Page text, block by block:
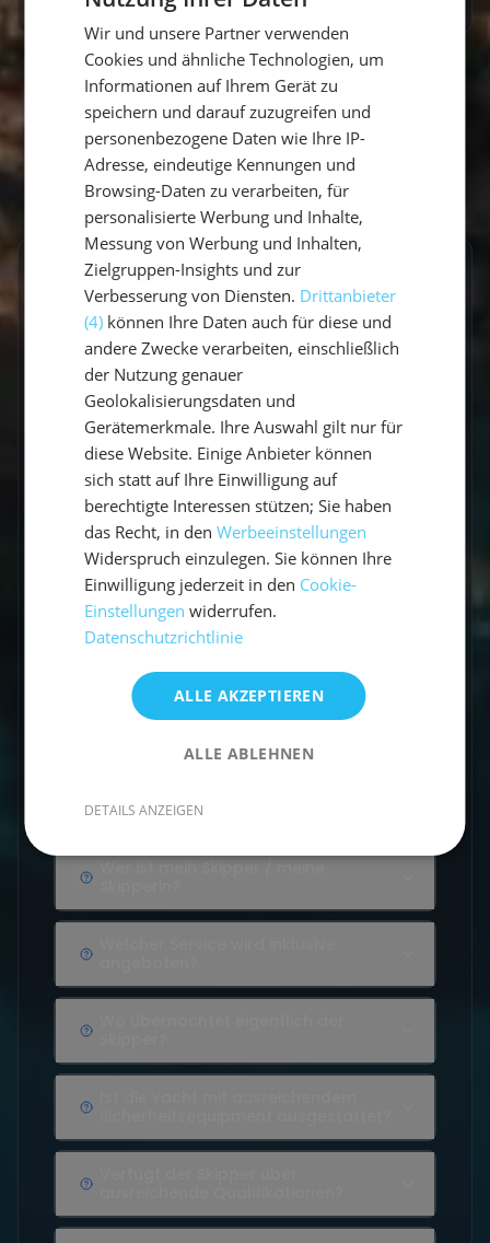
Frequently Asked Questions
An Bord
45 Questions
Buchung
24 Questions
Vorbereitung
11 Questions
Wie viele Seemeilen segelt man in
gesprochen?
Wir und unsere Partner verwenden
Cookies und ähnliche Technologien, um
Informationen auf Ihrem Gerät zu
speichern und darauf zuzugreifen und
personenbezogene Daten wie Ihre IP-
Adresse, eindeutige Kennungen und
Browsing-Daten zu verarbeiten, für
personalisierte Werbung und Inhalte,
Messung von Werbung und Inhalten,
Zielgruppen-Insights und zur
Verbesserung von Diensten. Drittanbieter
(4) können Ihre Daten auch für diese und
andere Zwecke verarbeiten, einschließlich
der Nutzung genauer
Geolokalisierungsdaten und
Gerätemerkmale. Ihre Auswahl gilt nur für
diese Website. Einige Anbieter können
sich statt auf Ihre Einwilligung auf
berechtigte Interessen stützen; Sie haben
das Recht, in denWerbeeinstellungen
Widerspruch einzulegen. Sie können Ihre
Einwilligung jederzeit in den Cookie-
Einstellungen widerrufen.
Datenschutzrichtlinie
ALLE AKZEPTIEREN
ALLE ABLEHNEN
DETAILS ANZEIGEN